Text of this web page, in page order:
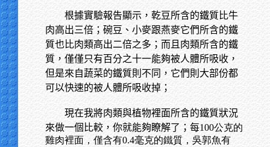
根據實驗報告顯示，乾豆所含的鐵質比牛
肉高出三倍；碗豆、小麥跟燕麥它們所含的鐵
質也比肉類高出二倍之多；而且肉類所含的鐵
質，僅僅只有百分之十一能夠被人體所吸收，
但是來自蔬菜的鐵質則不同，它們則大部份都
可以快速的被人體所吸收掉；
現在我將肉類與植物裡面所含的鐵質狀況
來做一個比較，你就能夠瞭解了；每100公克的
雞肉裡面，僅含有0.4毫克的鐵質，吳郭魚有